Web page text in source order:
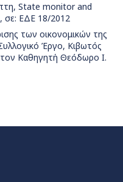
State monitor and
σε: ΕΔΕ 18/2012
των οικονομικών της
Έργο, Κιβωτός
τον Καθηγητή Θεόδωρο Ι.